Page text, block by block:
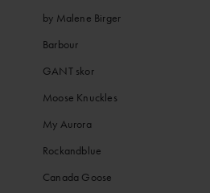
by Malene Birger
Barbour
GANT skor
Moose Knuckles
My Aurora
Rockandblue
Canada Goose